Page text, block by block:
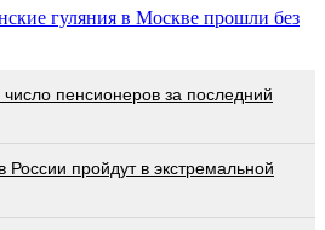
гуляния в Москве прошли без
число пенсионеров за последний
пройдут в экстремальной